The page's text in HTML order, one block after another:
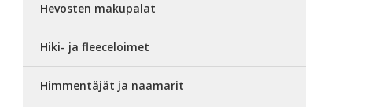
Hevosten makupalat
Hiki- ja fleeceloimet
Himmentäjät ja naamarit